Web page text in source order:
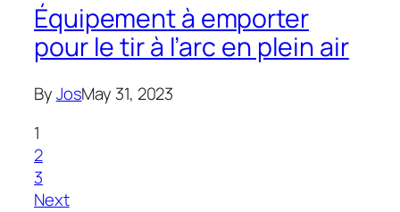
Équipement à emporter
pour le tir à l’arc en plein air
ByJosMay 31, 2023
1
2
3
Next